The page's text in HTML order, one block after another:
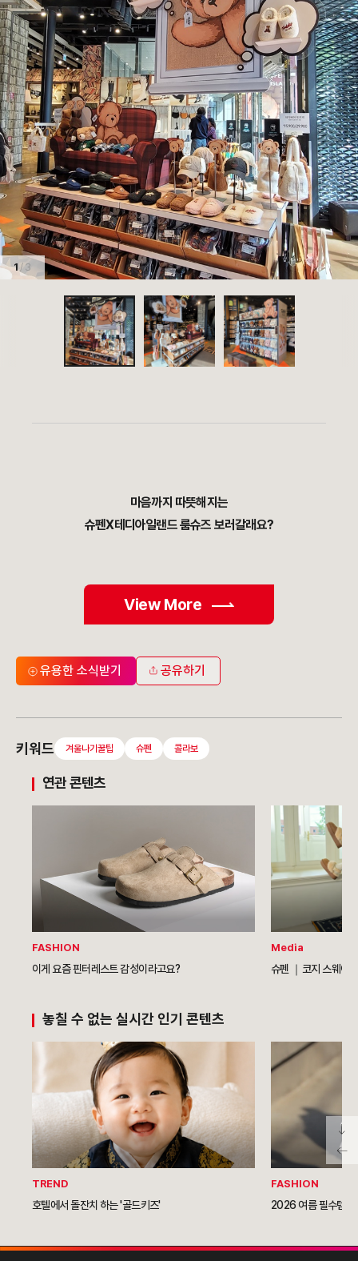
1/ 3
마음까지 따뜻해지는
슈펜X테디아일랜드룸슈즈 보러갈래요?
View More
유용한 소식받기 공유하기
키워드 겨울나기꿀팁 슈펜 콜라보
연관 콘텐츠
FASHION
이게 요즘 핀터레스트 감성이라고요?
Media
슈펜 ｜코지 스웨이
놓칠 수 없는 실시간 인기 콘텐츠
TREND
호텔에서 돌잔치 하는 '골드키즈'
FASHION
2026 여름 필수템이